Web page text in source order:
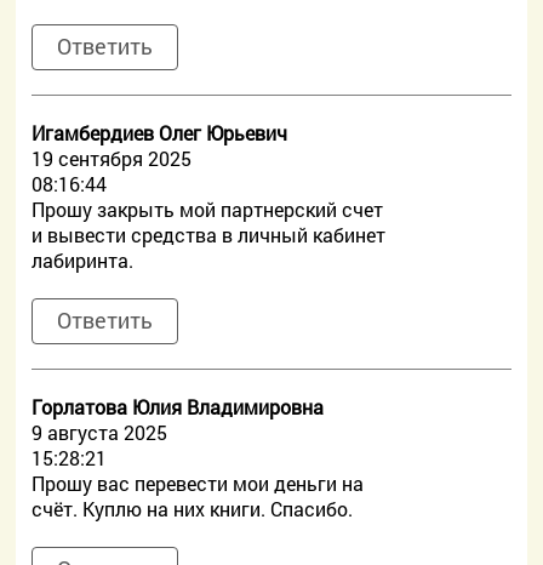
Ответить
Игамбердиев Олег Юрьевич
19 сентября 2025
08:16:44
Прошу закрыть мой партнерский счет
и вывести средства в личный кабинет
лабиринта.
Ответить
Горлатова Юлия Владимировна
9 августа 2025
15:28:21
Прошу вас перевести мои деньги на
счёт. Куплю на них книги. Спасибо.